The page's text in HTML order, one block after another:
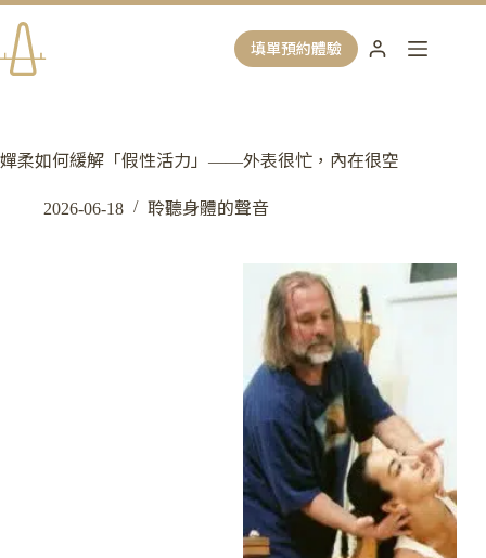
至
主
填單預約體驗
嬋柔如何緩解「假性活力」——外表很忙，內在很空
2026-06-18 聆聽身體的聲音